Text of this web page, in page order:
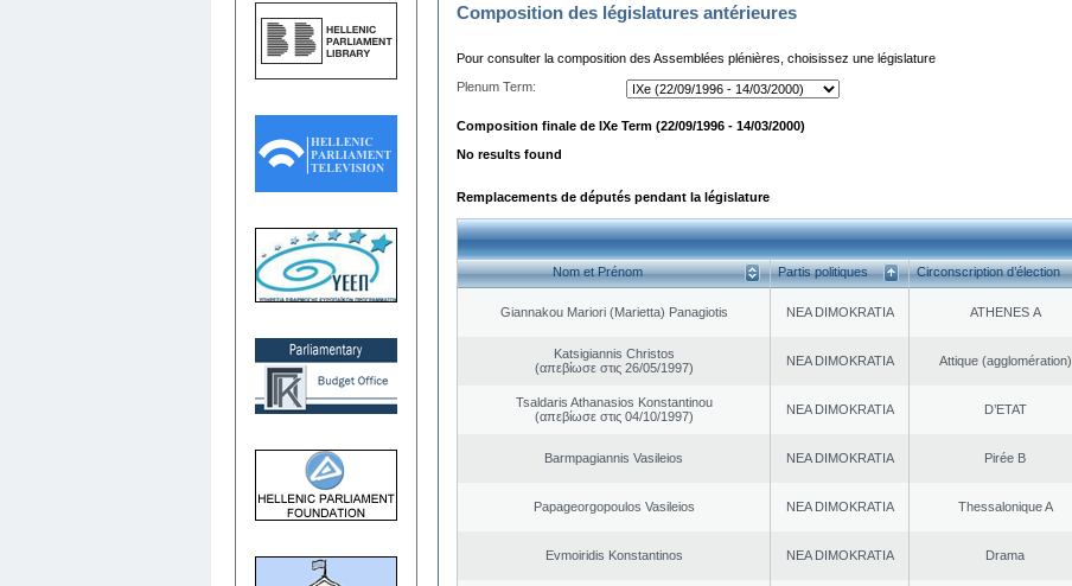
Composition des législatures antérieures
Pour consulter la composition des Assemblées plénières, choisissez une législature
Plenum Term:
Composition finale de IXe Term (22/09/1996 - 14/03/2000)
No results found
Remplacements de députés pendant la législature
Nom et Prénom Partis politiques Circonscription d’élection
Giannakou Mariori (Marietta) Panagiotis NEA DΙMOKRATIA ATHENES Α
Katsigiannis Christos
(απεβίωσε στις 26/05/1997)
NEA DΙMOKRATIA Αttique (agglomération)
Tsaldaris Athanasios Konstantinou
(απεβίωσε στις 04/10/1997)
NEA DΙMOKRATIA D’ETAT
Barmpagiannis Vasileios NEA DΙMOKRATIA Pirée B
Papageorgopoulos Vasileios NEA DΙMOKRATIA Thessalonique A
Evmoiridis Konstantinos NEA DΙMOKRATIA Drama